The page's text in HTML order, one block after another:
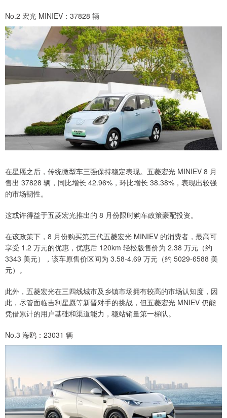
No.2 宏光 MINIEV：37828 辆
在星愿之后，传统微型车三强保持稳定表现。五菱宏光 MINIEV 8 月
售出 37828 辆，同比增长 42.96%，环比增长 38.38%，表现出较强
的市场韧性。
这或许得益于五菱宏光推出的 8 月份限时购车政策豪配投资。
在该政策下，8 月份购买第三代五菱宏光 MINIEV 的消费者，最高可
享受 1.2 万元的优惠，优惠后 120km 轻松版售价为 2.38 万元（约
3343 美元），该车原售价区间为 3.58-4.69 万元（约 5029-6588 美
元）。
此外，五菱宏光在三四线城市及乡镇市场拥有较高的市场认知度，因
此，尽管面临吉利星愿等新晋对手的挑战，但五菱宏光 MNIEV 仍能
凭借累计的用户基础和渠道能力，稳站销量第一梯队。
No.3 海鸥：23031 辆